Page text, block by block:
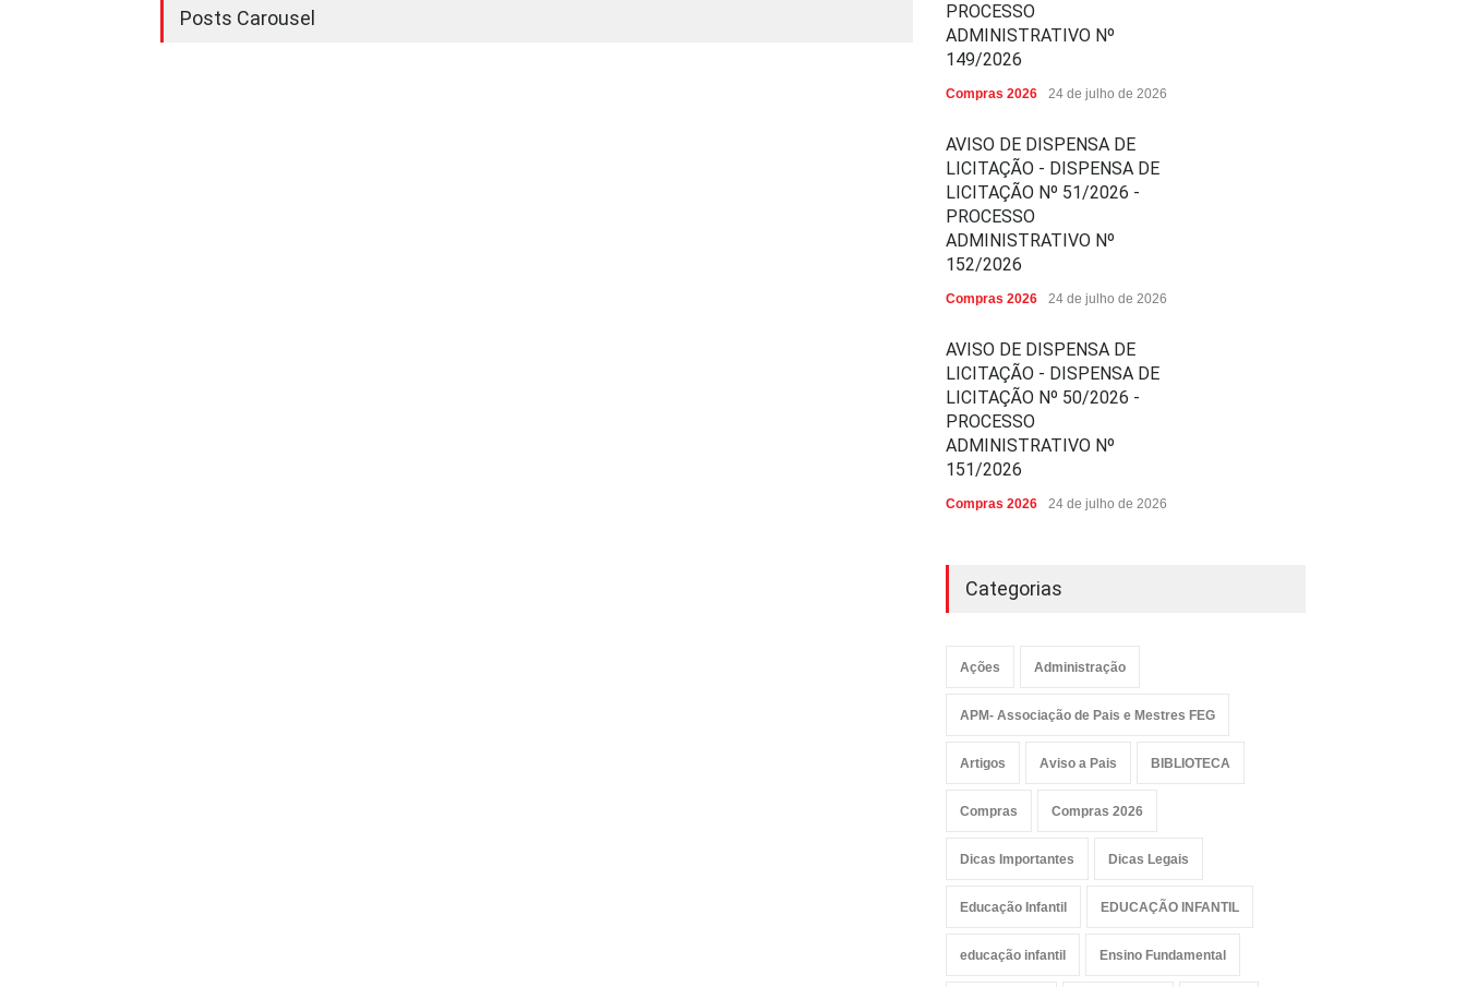
Posts Carousel
PROCESSO
ADMINISTRATIVO Nº
149/2026
Compras 2026 24 de julho de 2026
AVISO DE DISPENSA DE
LICITAÇÃO - DISPENSA DE
LICITAÇÃO Nº 51/2026 -
PROCESSO
ADMINISTRATIVO Nº
152/2026
Compras 2026 24 de julho de 2026
AVISO DE DISPENSA DE
LICITAÇÃO - DISPENSA DE
LICITAÇÃO Nº 50/2026 -
PROCESSO
ADMINISTRATIVO Nº
151/2026
Compras 2026 24 de julho de 2026
Categorias
Ações Administração
APM- Associação de Pais e Mestres FEG
Artigos Aviso a Pais BIBLIOTECA
Compras Compras 2026
Dicas Importantes Dicas Legais
Educação Infantil EDUCAÇÃO INFANTIL
educação infantil Ensino Fundamental